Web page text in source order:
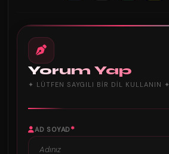
Yorum Yap
✦ LÜTFEN SAYGILI BIR DIL KULLANIN ✦
AD SOYAD*